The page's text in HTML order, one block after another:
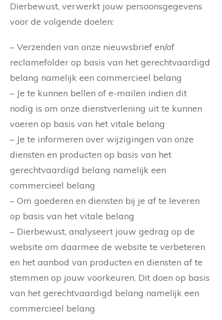
Dierbewust, verwerkt jouw persoonsgegevens
voor de volgende doelen:
– Verzenden van onze nieuwsbrief en/of
reclamefolder op basis van het gerechtvaardigd
belang namelijk een commercieel belang
– Je te kunnen bellen of e-mailen indien dit
nodig is om onze dienstverlening uit te kunnen
voeren op basis van het vitale belang
– Je te informeren over wijzigingen van onze
diensten en producten op basis van het
gerechtvaardigd belang namelijk een
commercieel belang
– Om goederen en diensten bij je af te leveren
op basis van het vitale belang
– Dierbewust, analyseert jouw gedrag op de
website om daarmee de website te verbeteren
en het aanbod van producten en diensten af te
stemmen op jouw voorkeuren. Dit doen op basis
van het gerechtvaardigd belang namelijk een
commercieel belang